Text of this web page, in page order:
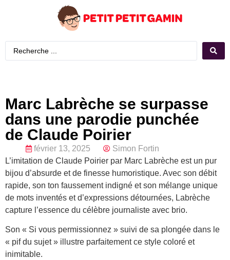
Marc Labrèche se surpasse
dans une parodie punchée
de Claude Poirier
février 13, 2025
Simon Fortin
L’imitation de Claude Poirier par Marc Labrèche est un pur
bijou d’absurde et de finesse humoristique. Avec son débit
rapide, son ton faussement indigné et son mélange unique
de mots inventés et d’expressions détournées, Labrèche
capture l’essence du célèbre journaliste avec brio.
Son « Si vous permissionnez » suivi de sa plongée dans le
« pif du sujet » illustre parfaitement ce style coloré et
inimitable.